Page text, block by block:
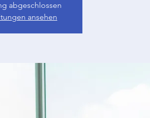
abgeschlossen
ansehen